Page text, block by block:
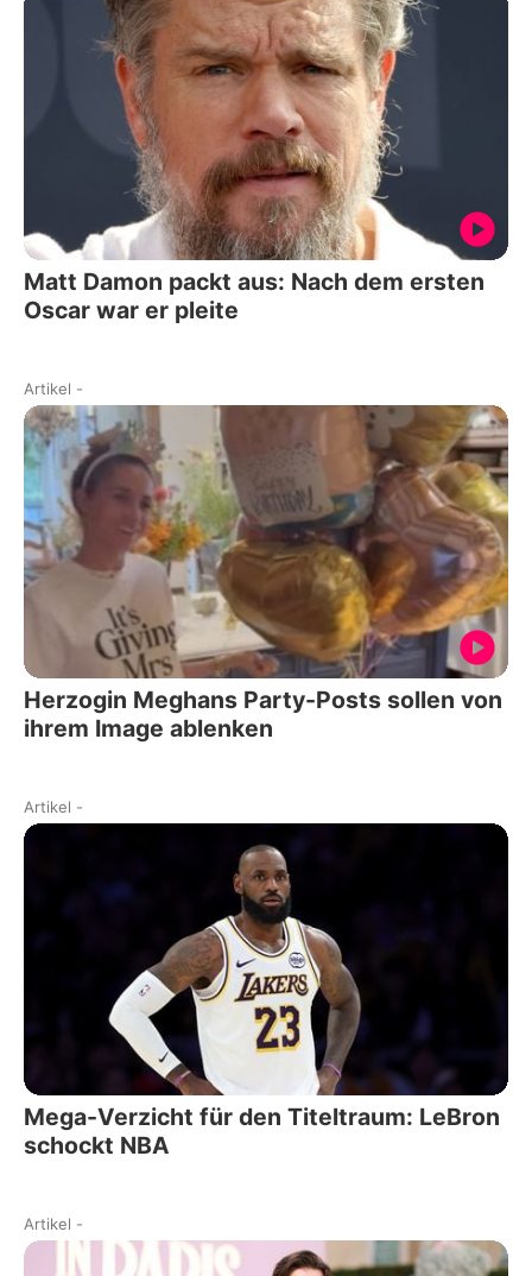
Matt Damon packt aus: Nach dem ersten
Oscar war er pleite
Artikel -
Herzogin Meghans Party-Posts sollen von
ihrem Image ablenken
Artikel -
Mega-Verzicht für den Titeltraum: LeBron
schockt NBA
Artikel -